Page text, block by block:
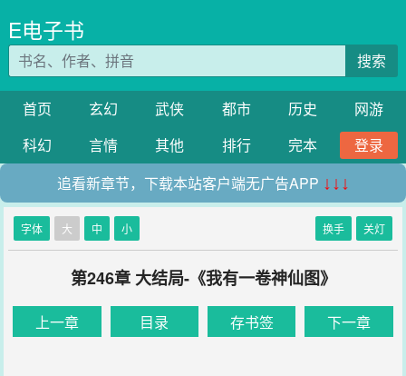
E电子书
搜索
首页 玄幻 武侠 都市 历史
网游
科幻
言情 其他 排行 完本
登录
追看新章节，下载本站客户端无广告APP ↓↓↓
字体 大 中 小 换手 关灯
第246章 大结局-《我有一卷神仙图》
上一章 目录 存书签 下一章